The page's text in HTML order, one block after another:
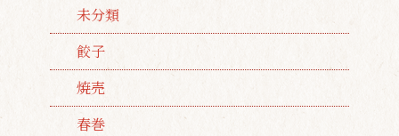
未分類
餃子
焼売
春巻